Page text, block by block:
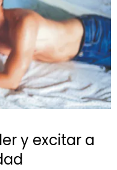
y excitar a